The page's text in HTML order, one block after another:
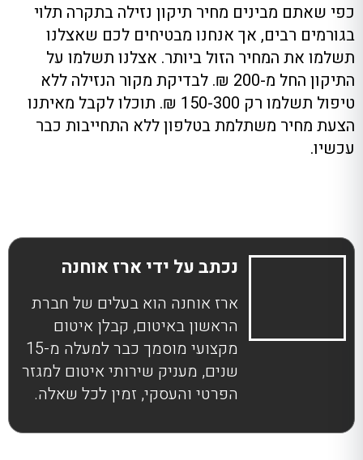
כפי שאתם מבינים מחיר תיקון נזילה בתקרה תלוי
בגורמים רבים, אך אנחנו מבטיחים לכם שאצלנו
תשלמו את המחיר הזול ביותר. אצלנו תשלמו על
התיקון החל מ-200 ₪. לבדיקת מקור הנזילה ללא
טיפול תשלמו רק 150-300 ₪. תוכלו לקבל מאיתנו
הצעת מחיר משתלמת בטלפון ללא התחייבות כבר
עכשיו.
נכתב על ידי ארז אוחנה
ארז אוחנה הוא בעלים של חברת
הראשון באיטום, קבלן איטום
מקצועי מוסמך כבר למעלה מ-15
שנים, מעניק שירותי איטום למגזר
הפרטי והעסקי, זמין לכל שאלה.